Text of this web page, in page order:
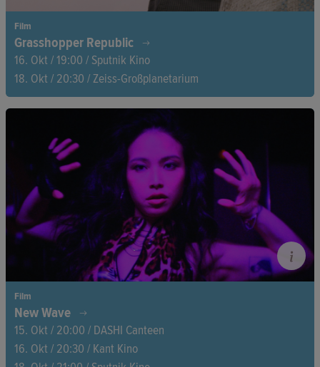
Film
Grasshopper Republic
16. Okt / 19:00 / Sputnik Kino
18. Okt / 20:30 / Zeiss-Großplanetarium
Millionen von Grashüpfern schwirren tief in den Wäldern von
Uganda umher, um sich zu paaren. Eine Gruppe junger Männer
harrt an Feld- und Waldrändern aus, um die Tiere zu
erwischen. Denn die schwer zu fangenden Grashüpfer gelten
als besondere Delikatesse.
Film
New Wave
15. Okt / 20:00 / DASHI Canteen
16. Okt / 20:30 / Kant Kino